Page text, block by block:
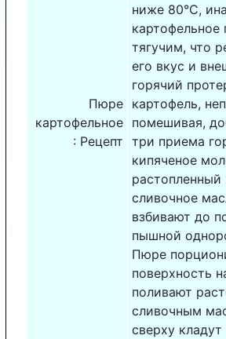
Пюре
картофельное
: Рецепт
ниже 80°С,
картофельное
тягучим, что
его вкус и
горячий
картофель,
помешивая,
три приема
кипяченое
сливочное
взбивают до
пышной
Пюре
поверхность
поливают
сливочным
сверху кладут